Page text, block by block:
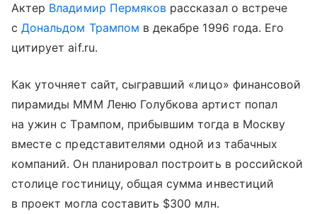
Актер Владимир Пермяков рассказал о встрече
сДональдом Трампом в декабре 1996 года. Его
цитирует aif.ru.
Как уточняет сайт, сыгравший «лицо» финансовой
пирамиды МММ Леню Голубкова артист попал
на ужин с Трампом, прибывшим тогда в Москву
вместе с представителями одной из табачных
компаний. Он планировал построить в российской
столице гостиницу, общая сумма инвестиций
в проект могла составить $300 млн.